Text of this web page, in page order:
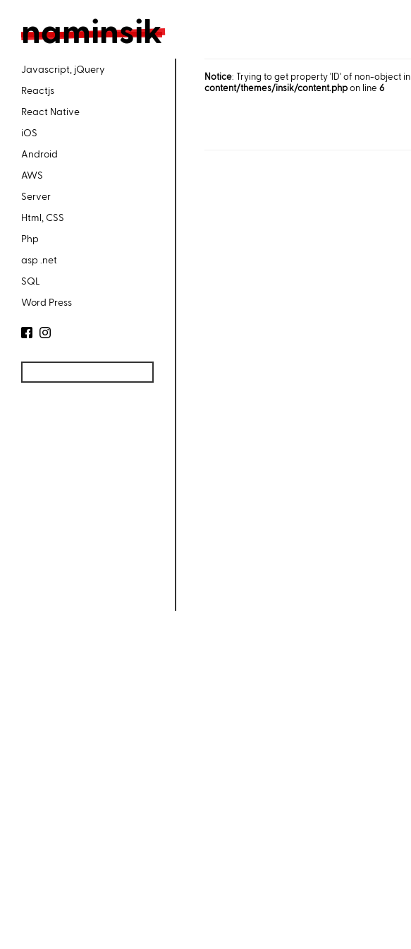
naminsik
Javascript, jQuery
Reactjs
React Native
iOS
Android
AWS
Server
Html, CSS
Php
asp .net
SQL
Word Press
Notice: Trying to get property 'ID' of non-object in
content/themes/insik/content.php on line 6